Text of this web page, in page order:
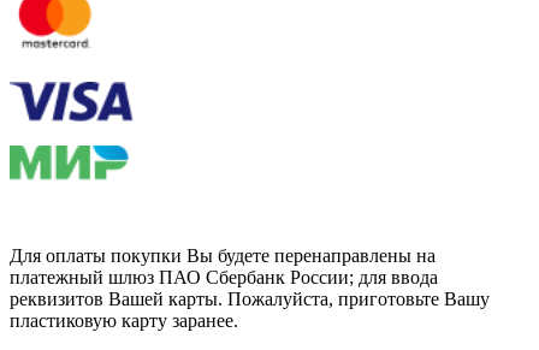
Для оплаты покупки Вы будете перенаправлены на
платежный шлюз ПАО Сбербанк России; для ввода
реквизитов Вашей карты. Пожалуйста, приготовьте Вашу
пластиковую карту заранее.